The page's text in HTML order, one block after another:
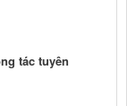
tác tuyên